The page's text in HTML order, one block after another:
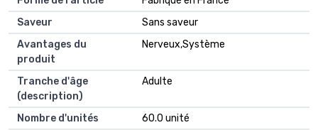
Saveur
Sans saveur
Avantages du
produit
Nerveux,Système
Tranche d'âge
(description)
Adulte
Nombre d'unités
60.0 unité